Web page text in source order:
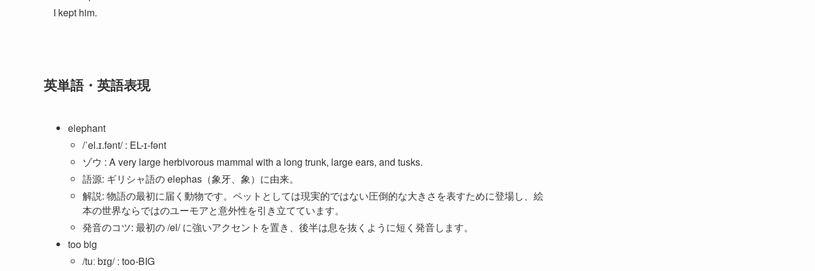
I kept him.
英単語・英語表現
elephant
/ˈel.ɪ.fənt/ : EL-ɪ-fənt
ゾウ : A very large herbivorous mammal with a long trunk, large ears, and tusks.
語源: ギリシャ語の elephas（象牙、象）に由来。
解説: 物語の最初に届く動物です。ペットとしては現実的ではない圧倒的な大きさを表すために登場し、絵
本の世界ならではのユーモアと意外性を引き立てています。
発音のコツ: 最初の /el/ に強いアクセントを置き、後半は息を抜くように短く発音します。
too big
/tuː bɪɡ/ : too-BIG